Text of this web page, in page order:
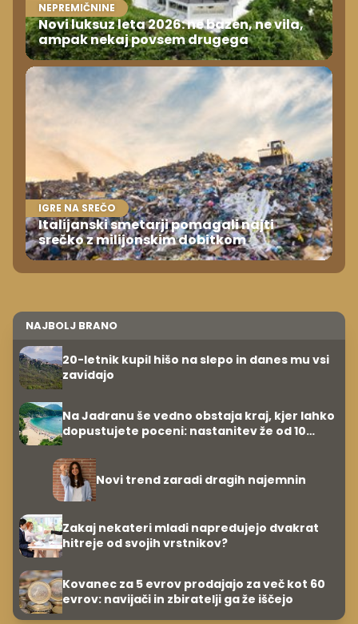
NEPREMIČNINE
Novi luksuz leta 2026: ne bazen, ne vila,
ampak nekaj povsem drugega
IGRE NA SREČO
Italijanski smetarji pomagali najti
srečko z milijonskim dobitkom
NAJBOLJ BRANO
20-letnik kupil hišo na slepo in danes mu vsi
zavidajo
Na Jadranu še vedno obstaja kraj, kjer lahko
dopustujete poceni: nastanitev že od 10
Novi trend zaradi dragih najemnin
Zakaj nekateri mladi napredujejo dvakrat
hitreje od svojih vrstnikov?
Kovanec za 5 evrov prodajajo za več kot 60
evrov: navijači in zbiratelji ga že iščejo